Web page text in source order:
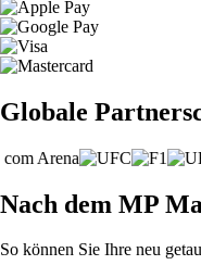
Globale
Nach dem MP
So können Sie Ihre neu